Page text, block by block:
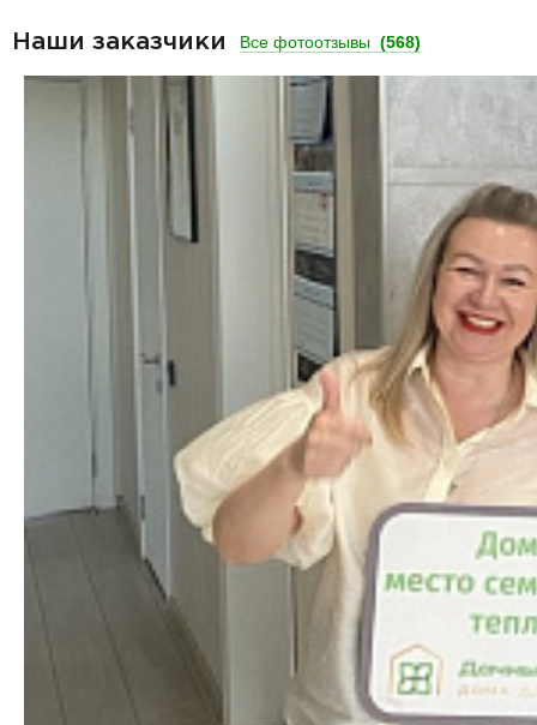
Наши заказчики Все фотоотзывы (568)